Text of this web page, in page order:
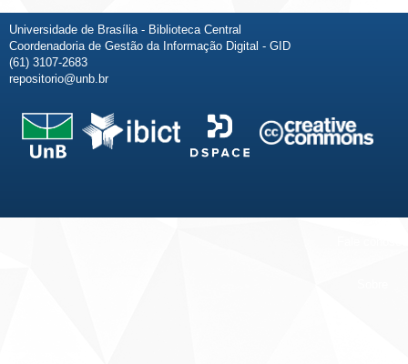
Universidade de Brasília - Biblioteca Central
Coordenadoria de Gestão da Informação Digital - GID
(61) 3107-2683
repositorio@unb.br